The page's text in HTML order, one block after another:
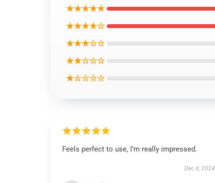
★★★★★
★★★★☆
★★★☆☆
★★☆☆☆
★☆☆☆☆
Feels perfect to use, I’m really impressed.
Dec 8, 2024